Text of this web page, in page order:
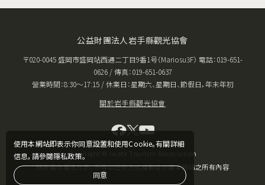
使用本網站即表示你同意設置和使用Cookie。有關詳細
信息，請參閱隱私政策。
同意
公益財團法人岩手縣觀光協會
〒020-0045 盛岡市盛岡站西通二丁目9番1号（Mariosu3F） 電話：019-651-
0626 / 傳真：019-651-0637
營業時間：8:30〜17:15 / 休業日：星期六、星期日、節假日，年末年初
關於岩手縣觀光協會
Copyright © Iwate Tourism Association
除非著作權法允許，不得以任何方式複製或抄襲本網站之所有內容